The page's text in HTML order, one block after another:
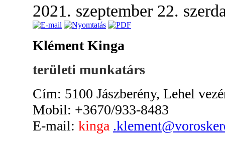
2021. szeptember 22.
Klément Kinga
területi munkatárs
Cím: 5100 Jászberény, Lehel
Mobil: +3670/933-8483
E-mail: kinga